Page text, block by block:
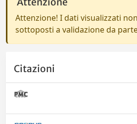
Attenzione! I dati visualizzati
sottoposti a validazione da
Citazioni